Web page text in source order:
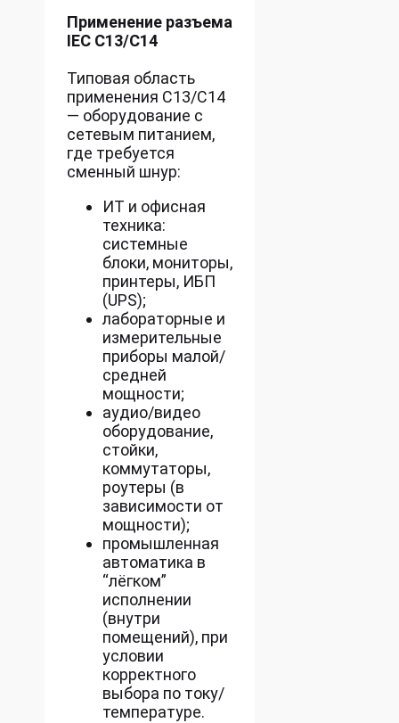
Применение разъема
IEC C13/C14
Типовая область
применения C13/C14
— оборудование с
сетевым питанием,
где требуется
сменный шнур:
ИТ и офисная
техника:
системные
блоки, мониторы,
принтеры, ИБП
(UPS);
лабораторные и
измерительные
приборы малой/
средней
мощности;
аудио/видео
оборудование,
стойки,
коммутаторы,
роутеры (в
зависимости от
мощности);
промышленная
автоматика в
“лёгком”
исполнении
(внутри
помещений), при
условии
корректного
выбора по току/
температуре.